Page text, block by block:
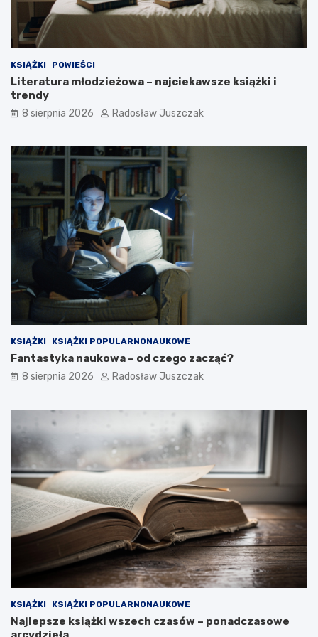
aw
e
d
z
i
e
KSIĄŻKI POWIEŚCI
Literatura młodzieżowa – najciekawsze książki i
trendy
8 sierpnia 2026 Radosław Juszczak
KSIĄŻKI KSIĄŻKI POPULARNONAUKOWE
Fantastyka naukowa – od czego zacząć?
8 sierpnia 2026 Radosław Juszczak
KSIĄŻKI KSIĄŻKI POPULARNONAUKOWE
Najlepsze książki wszech czasów – ponadczasowe